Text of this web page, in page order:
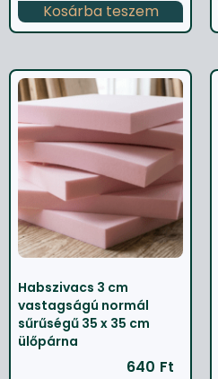
Kosárba teszem
Habszivacs 3 cm
vastagságú normál
sűrűségű 35 x 35 cm
ülőpárna
640 Ft